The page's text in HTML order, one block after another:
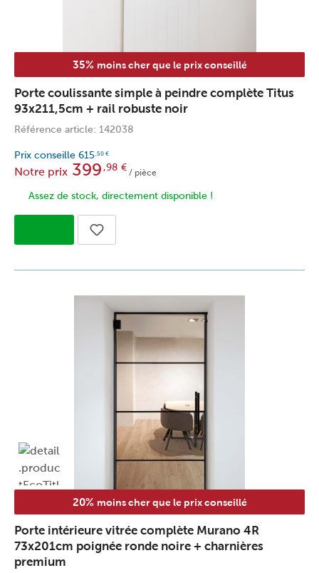
35% moins cher que le prix conseillé
Porte coulissante simple à peindre complète Titus
93x211,5cm + rail robuste noir
Référence article: 142038
Prix conseille 615,50 €
Notre prix 399 ,98 €
/ pièce
Assez de stock, directement disponible !
20% moins cher que le prix conseillé
Porte intérieure vitrée complète Murano 4R
73x201cm poignée ronde noire + charnières
premium